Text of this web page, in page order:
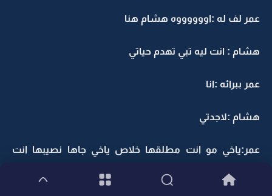
عمر لف له :اووووووه هشام هنا
هشام : انت ليه تبي تهدم حياتي
عمر ببرائه :انا
هشام :لاجدتي
عمر:ياخي مو انت مطلقها خلاص ياخي جاها نصيبها انت
وش عليك